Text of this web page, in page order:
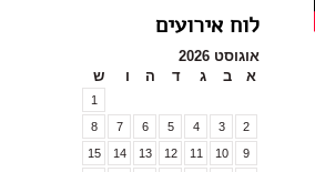
לוח אירועים
אוגוסט 2026
א
ב ג ד ה ו ש
1
2
3
4
5
6
7
8
9
10
11
12
13
14
15